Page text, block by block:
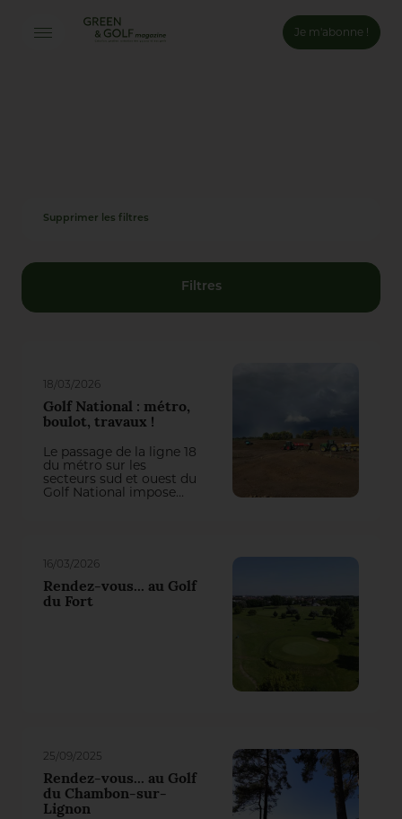
Je m'abonne !
Supprimer les filtres
Filtres
18/03/2026
Golf National : métro,
boulot, travaux !
Le passage de la ligne 18
du métro sur les
secteurs sud et ouest du
Golf National impose
penser qu’il y perde des
plumes, mais la
première intervention
du groupement Natural
16/03/2026
Rendez-vous... au Golf
du Fort
25/09/2025
Rendez-vous... au Golf
du Chambon-sur-
Lignon